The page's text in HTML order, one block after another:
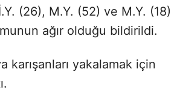
(26), M.Y. (52) ve M.Y. (18)
ağır olduğu bildirildi.
karışanları yakalamak için